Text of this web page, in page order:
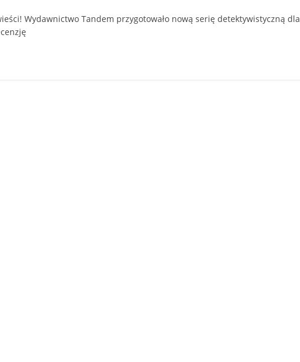
Wydawnictwo Tandem przygotowało nową serię detektywistyczną dla